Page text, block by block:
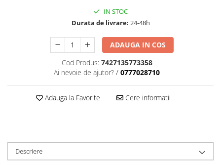
IN STOC
Durata de livrare: 24-48h
ADAUGA IN COS
Cod Produs: 7427135773358
Ai nevoie de ajutor? / 0777028710
Adauga la Favorite Cere informatii
Descriere